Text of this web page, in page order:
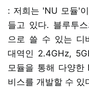
: 저희는 'NU 모듈'
들고 있다. 블루투
으로 쓸 수 있는 디
대역인 2.4GHz,
모듈을 통해 다양
비스를 개발할 수 있